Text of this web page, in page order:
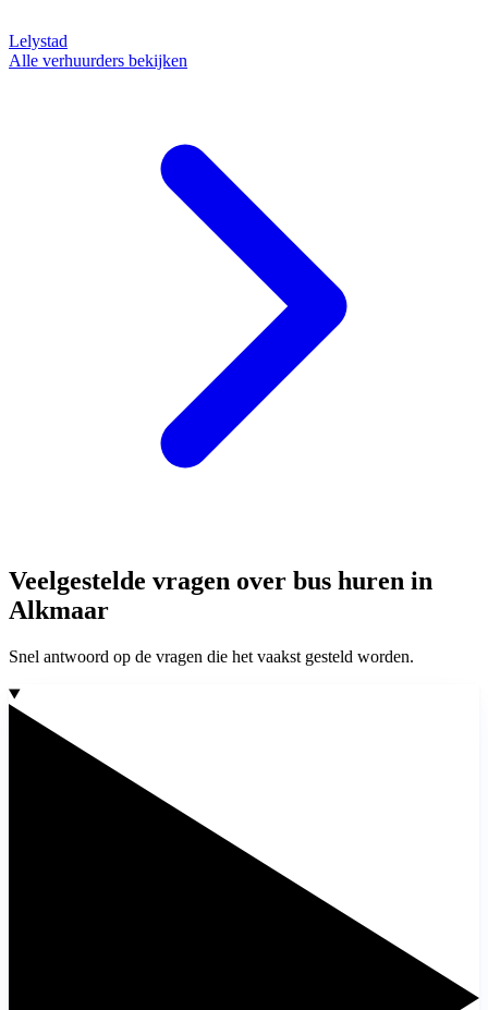
Lelystad
Alle verhuurders bekijken
Veelgestelde vragen over bus huren in
Alkmaar
Snel antwoord op de vragen die het vaakst gesteld worden.